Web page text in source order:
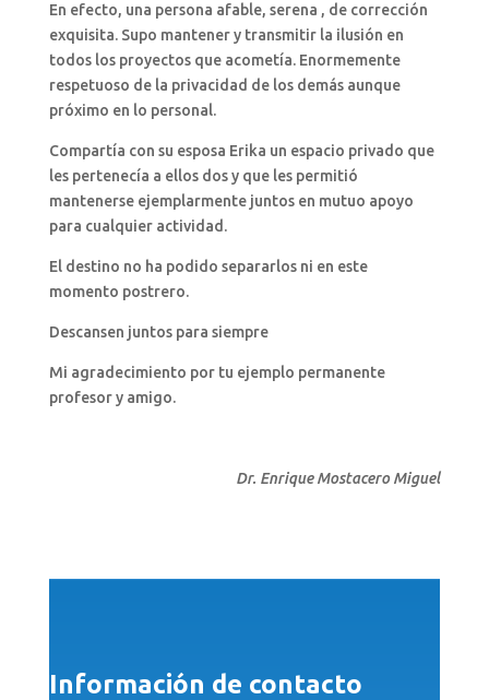
En efecto, una persona afable, serena , de corrección
exquisita. Supo mantener y transmitir la ilusión en
todos los proyectos que acometía. Enormemente
respetuoso de la privacidad de los demás aunque
próximo en lo personal.
Compartía con su esposa Erika un espacio privado que
les pertenecía a ellos dos y que les permitió
mantenerse ejemplarmente juntos en mutuo apoyo
para cualquier actividad.
El destino no ha podido separarlos ni en este
momento postrero.
Descansen juntos para siempre
Mi agradecimiento por tu ejemplo permanente
profesor y amigo.
Dr. Enrique Mostacero Miguel
Información de contacto